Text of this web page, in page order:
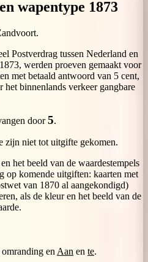
wapentype 1873
Postverdrag tussen Nederland en
werden proeven gemaakt voor
met betaald antwoord van 5 cent,
het binnenlands verkeer gangbare
door5.
zijn niet tot uitgifte gekomen.
het beeld van de waardestempels
op komende uitgiften: kaarten met
van 1870 al aangekondigd)
als de kleur en het beeld van de
omranding en Aan en te.